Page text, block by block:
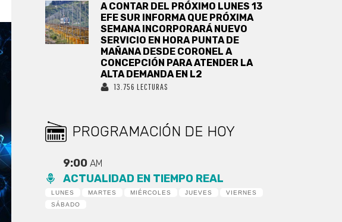
A CONTAR DEL PRÓXIMO LUNES 13
EFE SUR INFORMA QUE PRÓXIMA
SEMANA INCORPORARÁ NUEVO
SERVICIO EN HORA PUNTA DE
MAÑANA DESDE CORONEL A
CONCEPCIÓN PARA ATENDER LA
ALTA DEMANDA EN L2
13.756 LECTURAS
PROGRAMACIÓN DE HOY
9:00AM
ACTUALIDAD EN TIEMPO REAL
LUNES MARTES MIÉRCOLES JUEVES
VIERNES
SÁBADO